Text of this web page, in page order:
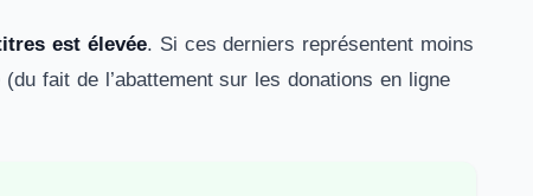
est élevée. Si ces derniers représentent moins
fait de l’abattement sur les donations en ligne